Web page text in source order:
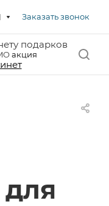
Заказать звонок
подарков
акция